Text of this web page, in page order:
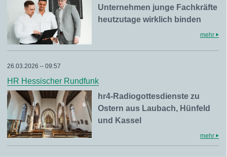
Unternehmen junge Fachkräfte
heutzutage wirklich binden
mehr
26.03.2026 – 09:57
HR Hessischer Rundfunk
hr4-Radiogottesdienste zu
Ostern aus Laubach, Hünfeld
und Kassel
mehr